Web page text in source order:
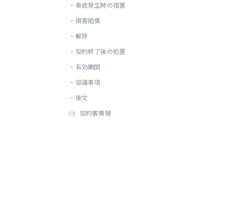
・ 事故発生時の措置
・ 損害賠償
・ 解除
・ 契約終了後の処置
・ 有効期間
・ 協議事項
・ 後文
契約書情報